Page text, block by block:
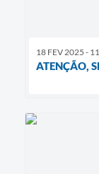
18 FEV 2025 -
ATENÇÃO,